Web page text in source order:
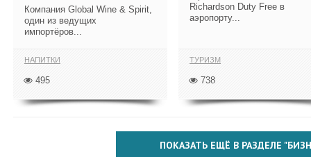
Компания Global Wine & Spirit,
один из ведущих
импортёров...
НАПИТКИ
495
Richardson Duty Free в
аэропорту...
ТУРИЗМ
738
ПОКАЗАТЬ ЕЩЁ В РАЗДЕЛЕ